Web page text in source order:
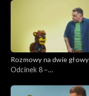
własności
Rozmowy na dwie głowy
Odcinek 8 –